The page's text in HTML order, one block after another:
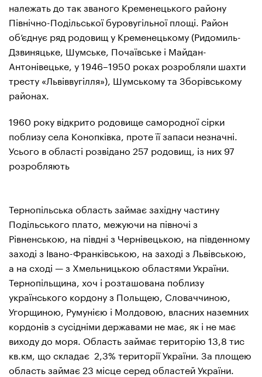
належать до так званого Кременецького району
Північно-Подільської буровугільної площі. Район
об’єднує ряд родовищ у Кременецькому (Ридомиль-
Дзвиняцьке, Шумське, Почаївське і Майдан-
Антонівецьке, у 1946–1950 роках розробляли шахти
тресту «Львіввугілля»), Шумському та Зборівському
районах.
1960 року відкрито родовище самородної сірки
поблизу села Конопківка, проте її запаси незначні.
Усього в області розвідано 257 родовищ, із них 97
розробляють
Тернопільська область займає західну частину
Подільського плато, межуючи на півночі з
Рівненською, на півдні з Чернівецькою, на південному
заході з Івано-Франківською, на заході з Львівською,
а на сході — з Хмельницькою областями України.
Тернопільщина, хоч і розташована поблизу
українського кордону з Польщею, Словаччиною,
Угорщиною, Румунією і Молдовою, власних наземних
кордонів з сусідніми державами не має, як і не має
виходу до моря. Область займає територію 13,8 тис
кв.км, що складає 2,3% території України. За площею
область займає 23 місце серед областей України.